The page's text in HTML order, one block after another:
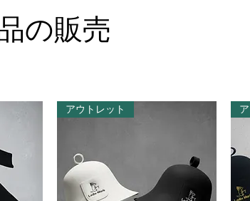
の販売
アウトレット